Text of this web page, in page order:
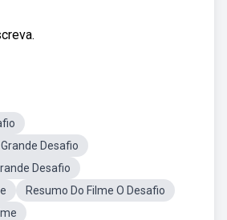
Desafio
Desafio
Resumo Do Filme O Desafio